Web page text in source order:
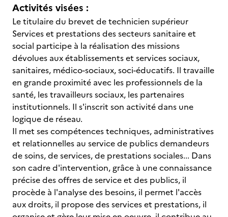
Activités visées :
Le titulaire du brevet de technicien supérieur
Services et prestations des secteurs sanitaire et
social participe à la réalisation des missions
dévolues aux établissements et services sociaux,
sanitaires, médico-sociaux, soci-éducatifs. Il travaille
en grande proximité avec les professionnels de la
santé, les travailleurs sociaux, les partenaires
institutionnels. Il s'inscrit son activité dans une
logique de réseau.
Il met ses compétences techniques, administratives
et relationnelles au service de publics demandeurs
de soins, de services, de prestations sociales... Dans
son cadre d'intervention, grâce à une connaissance
précise des offres de service et des publics, il
procède à l'analyse des besoins, il permet l'accès
aux droits, il propose des services et prestations, il